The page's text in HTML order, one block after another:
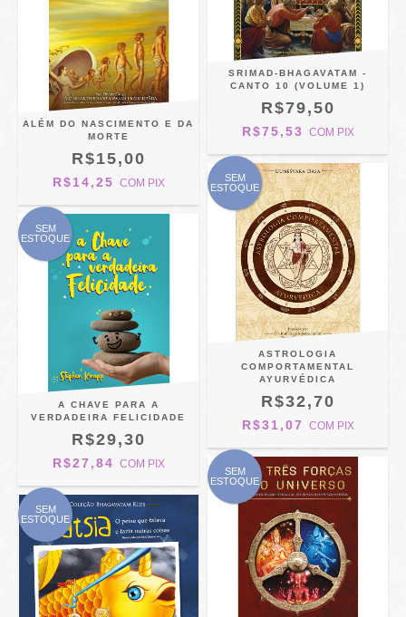
ALÉM DO NASCIMENTO E DA
MORTE
R$15,00
R$14,25 COM PIX
SRIMAD-BHAGAVATAM -
CANTO 10 (VOLUME 1)
R$79,50
R$75,53 COM PIX
SEM
ESTOQUE
A CHAVE PARA A
VERDADEIRA FELICIDADE
R$29,30
R$27,84 COM PIX
SEM
ESTOQUE
ASTROLOGIA
COMPORTAMENTAL
AYURVÉDICA
R$32,70
R$31,07 COM PIX
SEM
ESTOQUE
SEM
ESTOQUE